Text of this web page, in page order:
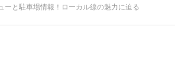
ーと駐車場情報！ローカル線の魅力に迫る